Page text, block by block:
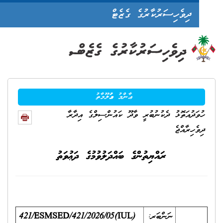
ދިވެހިސަރުކާރުގެ ގެޒެޓް
ޢާންމު މަޢުލޫމާތު
ދެކުނުބުރީ ވާދޫ ކައުންސިލްގެ އިދާރާ
ރައްޔިތުންގެ ބައްދަލުވުމުގެ ދަޢުވަތު
ނަންބަރ: (IUL)421/ESMSED/421/2026/
05